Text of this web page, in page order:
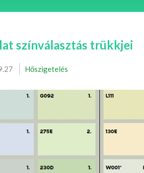
színválasztás trükkjei
Hőszigetelés